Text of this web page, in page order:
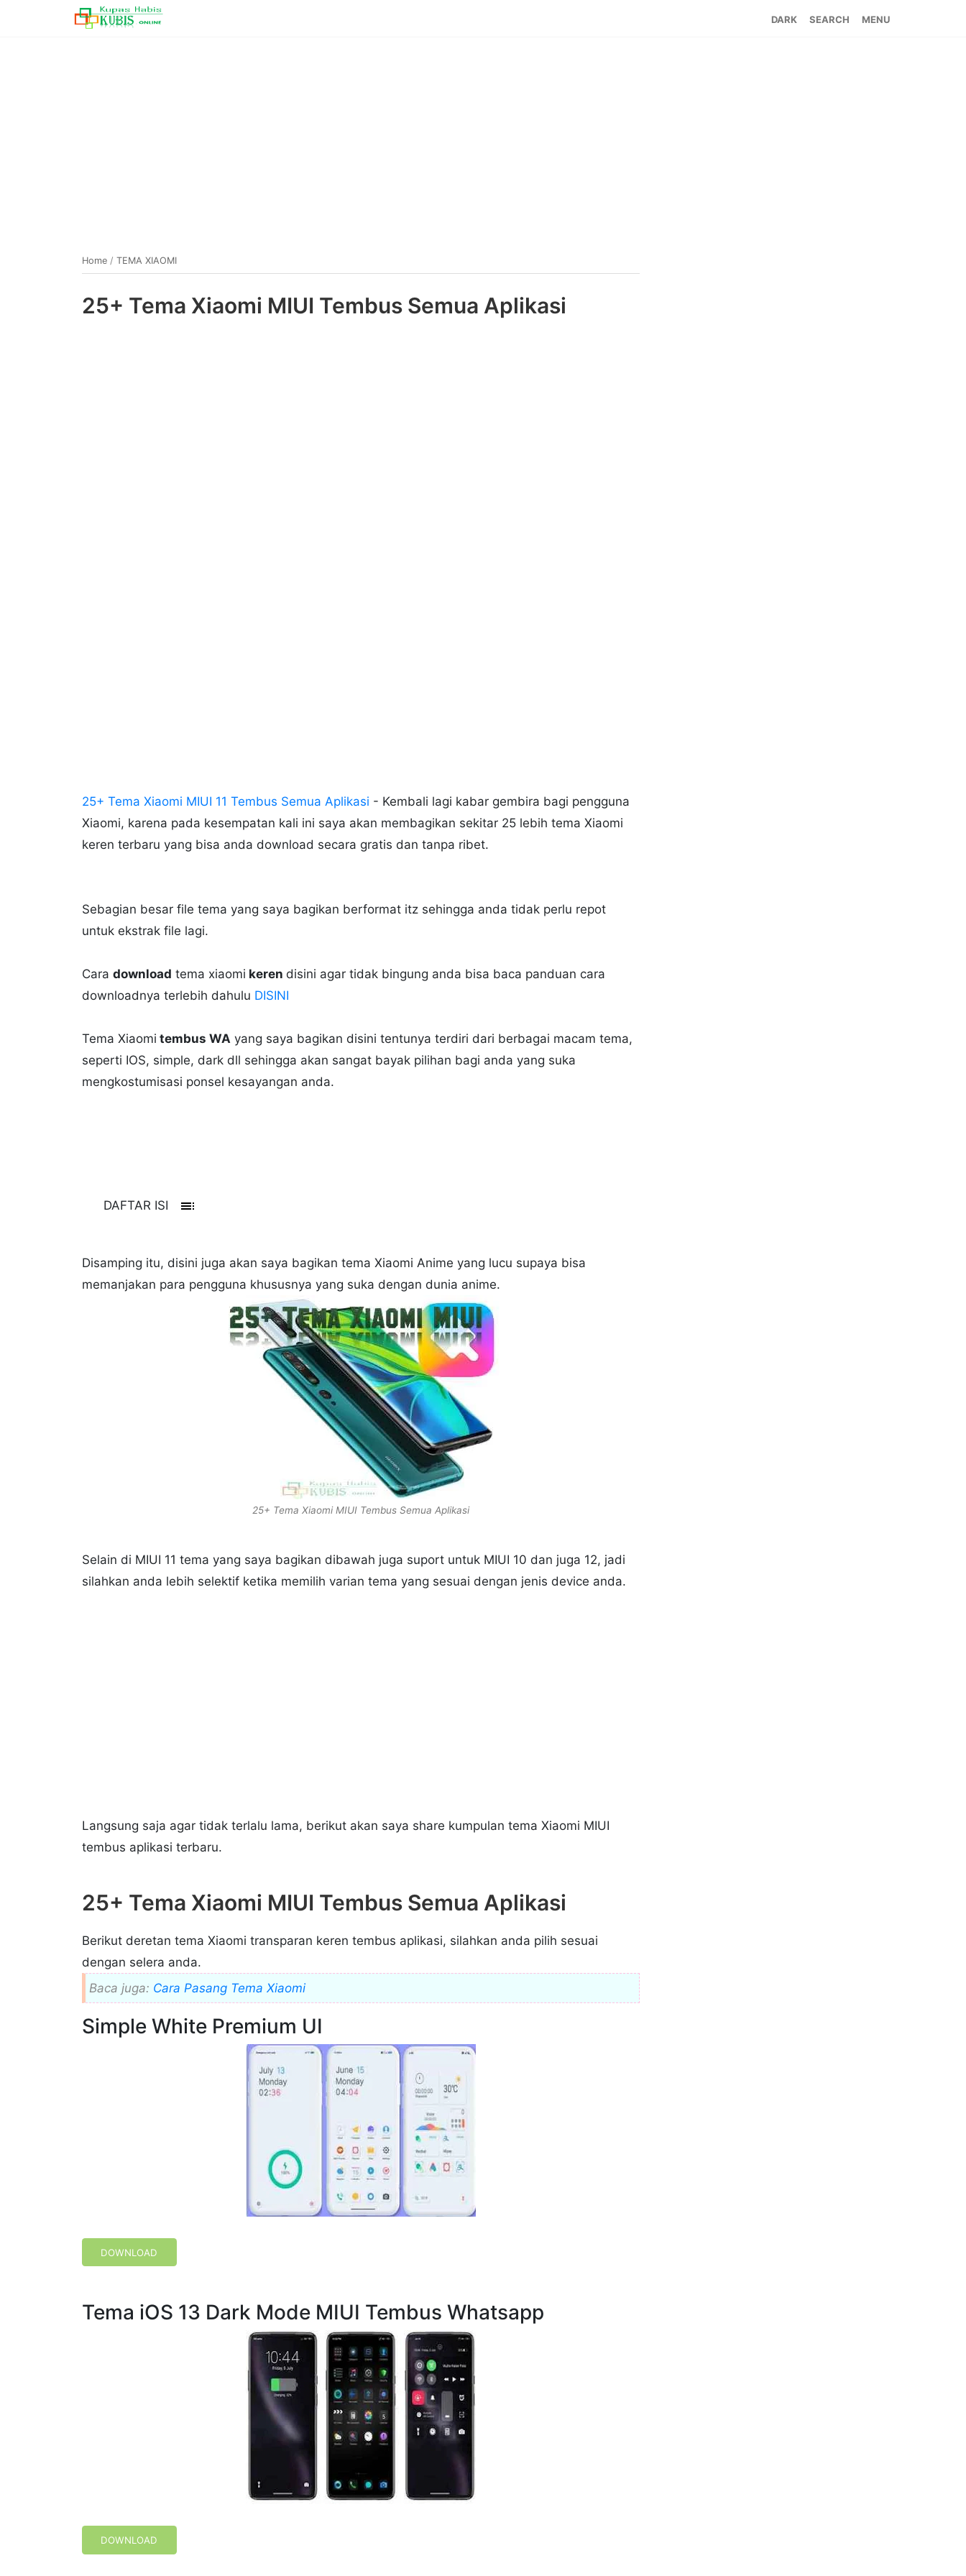
SEARCH MENU
Home / TEMA XIAOMI
25+ Tema Xiaomi MIUI Tembus Semua Aplikasi
25+ Tema Xiaomi MIUI 11 Tembus Semua Aplikasi - Kembali lagi kabar gembira bagi pengguna
Xiaomi, karena pada kesempatan kali ini saya akan membagikan sekitar 25 lebih tema Xiaomi
keren terbaru yang bisa anda download secara gratis dan tanpa ribet.
Sebagian besar file tema yang saya bagikan berformat itz sehingga anda tidak perlu repot
untuk ekstrak file lagi.
Cara download tema xiaomi keren disini agar tidak bingung anda bisa baca panduan cara
downloadnya terlebih dahulu DISINI
Tema Xiaomi tembus WA yang saya bagikan disini tentunya terdiri dari berbagai macam tema,
seperti IOS, simple, dark dll sehingga akan sangat bayak pilihan bagi anda yang suka
mengkostumisasi ponsel kesayangan anda.
DAFTAR ISI toc
Disamping itu, disini juga akan saya bagikan tema Xiaomi Anime yang lucu supaya bisa
memanjakan para pengguna khususnya yang suka dengan dunia anime.
25+ Tema Xiaomi MIUI Tembus Semua Aplikasi
Selain di MIUI 11 tema yang saya bagikan dibawah juga suport untuk MIUI 10 dan juga 12, jadi
silahkan anda lebih selektif ketika memilih varian tema yang sesuai dengan jenis device anda.
Langsung saja agar tidak terlalu lama, berikut akan saya share kumpulan tema Xiaomi MIUI
tembus aplikasi terbaru.
25+ Tema Xiaomi MIUI Tembus Semua Aplikasi
Berikut deretan tema Xiaomi transparan keren tembus aplikasi, silahkan anda pilih sesuai
dengan selera anda.
Baca juga: Cara Pasang Tema Xiaomi
Simple White Premium UI
DOWNLOAD
Tema iOS 13 Dark Mode MIUI Tembus Whatsapp
DOWNLOAD